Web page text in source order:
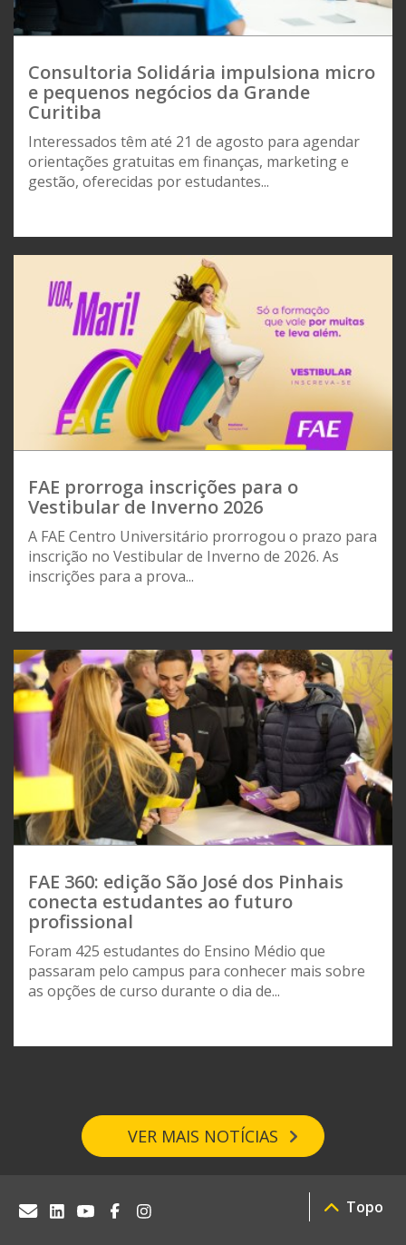
Consultoria Solidária impulsiona micro
e pequenos negócios da Grande
Curitiba
Interessados têm até 21 de agosto para agendar
orientações gratuitas em finanças, marketing e
gestão, oferecidas por estudantes...
FAE prorroga inscrições para o
Vestibular de Inverno 2026
A FAE Centro Universitário prorrogou o prazo para
inscrição no Vestibular de Inverno de 2026. As
inscrições para a prova...
FAE 360: edição São José dos Pinhais
conecta estudantes ao futuro
profissional
Foram 425 estudantes do Ensino Médio que
passaram pelo campus para conhecer mais sobre
as opções de curso durante o dia de...
VER MAIS NOTÍCIAS
Topo